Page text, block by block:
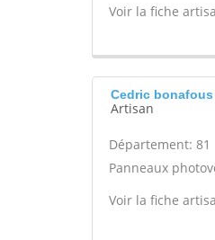
Voir la fiche
Cedric
Artisan
Département: 81
Panneaux
Voir la fiche